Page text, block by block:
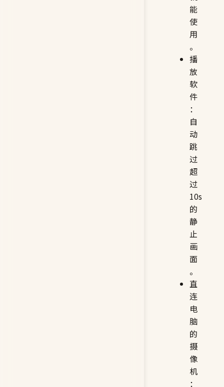
能
使
用
。
播
放
软
件
：
自
动
跳
过
超
过
10s
的
静
止
画
面
。
直
连
电
脑
的
摄
像
机
：